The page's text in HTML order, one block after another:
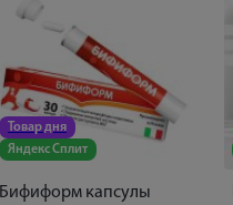
Товар дня
Яндекс Сплит
Бифиформ капсулы